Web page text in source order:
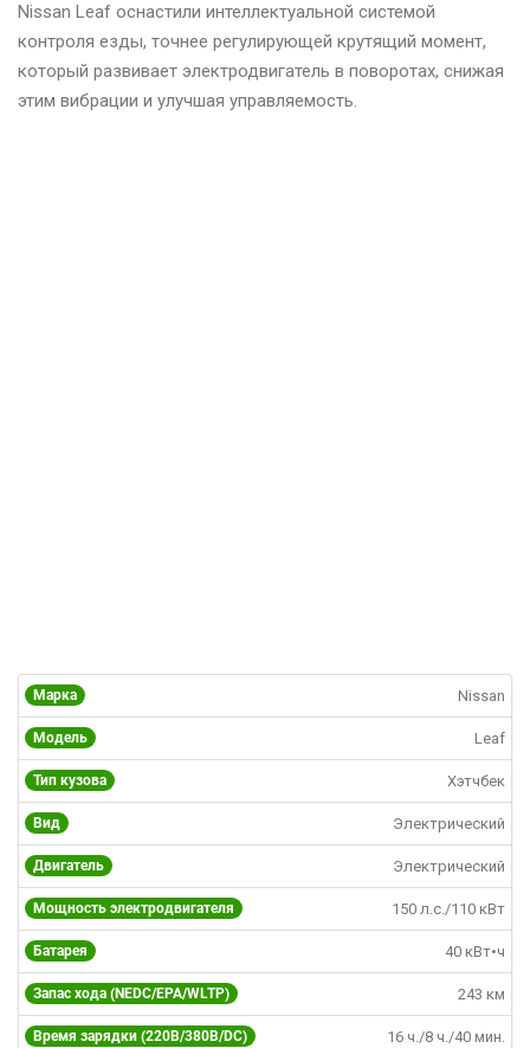
Nissan Leaf оснастили интеллектуальной системой
контроля езды, точнее регулирующей крутящий момент,
который развивает электродвигатель в поворотах, снижая
этим вибрации и улучшая управляемость.
Марка Nissan
Модель Leaf
Тип кузова Хэтчбек
Вид Электрический
Двигатель Электрический
Мощность электродвигателя 150 л.с./110 кВт
Батарея 40 кВт•ч
Запас хода (NEDC/EPA/WLTP) 243 км
Время зарядки (220В/380B/DC) 16 ч./8 ч./40 мин.